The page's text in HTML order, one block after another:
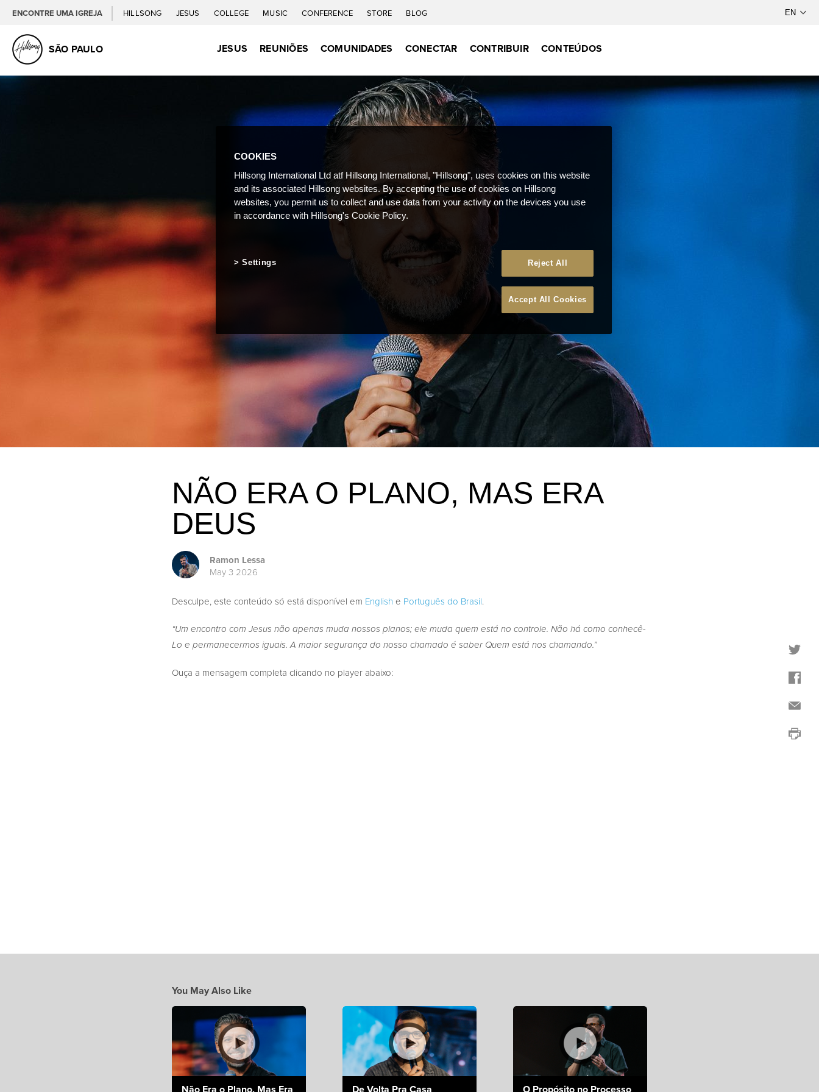
ENCONTRE UMA IGREJA HILLSONG JESUS COLLEGE MUSIC CONFERENCE STORE BLOG
SÃO PAULO JESUS REUNIÕES COMUNIDADES CONECTAR CONTRIBUIR CONTEÚDOS
NÃO ERA O PLANO, MAS ERA
DEUS
Ramon Lessa
May 3 2026
Desculpe, este conteúdo só está disponível em English e Português do Brasil.
“Um encontro com Jesus não apenas muda nossos planos; ele muda quem está no controle. Não há como conhecê-
Lo e permanecermos iguais. A maior segurança do nosso chamado é saber Quem está nos chamando.”
Ouça a mensagem completa clicando no player abaixo:
You May Also Like
COOKIES
Hillsong International Ltd atf Hillsong International, "Hillsong", uses cookies on this website
and its associated Hillsong websites. By accepting the use of cookies on Hillsong
websites, you permit us to collect and use data from your activity on the devices you use
in accordance with Hillsong's Cookie Policy.
Reject All
Accept All Cookies
Settings